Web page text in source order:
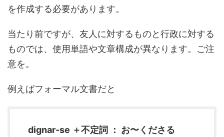
を作成する必要があります。
当たり前ですが、友人に対するものと行政に対する
ものでは、使用単語や文章構成が異なります。ご注
意を。
例えばフォーマル文書だと
dignar-se ＋不定詞 ： お〜くださる